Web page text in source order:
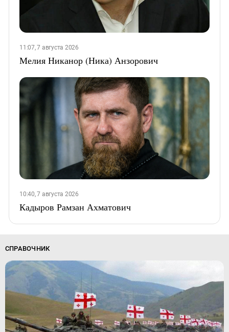
11:07, 7 августа 2026
Мелия Никанор (Ника) Анзорович
10:40, 7 августа 2026
Кадыров Рамзан Ахматович
СПРАВОЧНИК